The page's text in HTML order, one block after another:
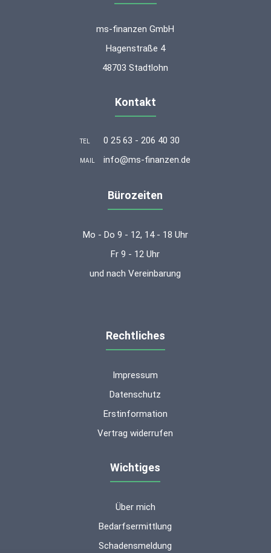
ms-finanzen GmbH
Hagenstraße 4
48703 Stadtlohn
Kontakt
TEL 0 25 63 - 206 40 30
MAIL info@ms-finanzen.de
Bürozeiten
Mo - Do 9 - 12, 14 - 18 Uhr
Fr 9 - 12 Uhr
und nach Vereinbarung
Rechtliches
Impressum
Datenschutz
Erstinformation
Vertrag widerrufen
Wichtiges
Über mich
Bedarfsermittlung
Schadensmeldung
ms-finanzen GmbH